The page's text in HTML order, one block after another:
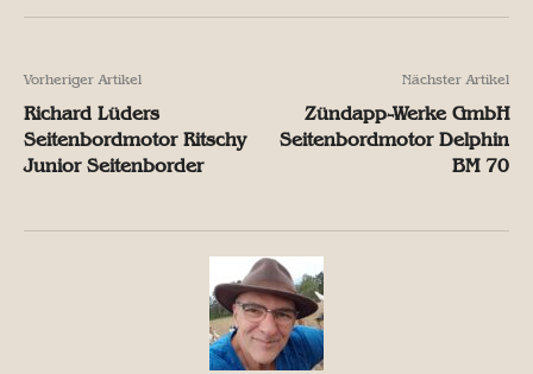
Vorheriger Artikel
Richard Lüders
Seitenbordmotor Ritschy
Junior Seitenborder
Nächster Artikel
Zündapp-Werke GmbH
Seitenbordmotor Delphin
BM 70